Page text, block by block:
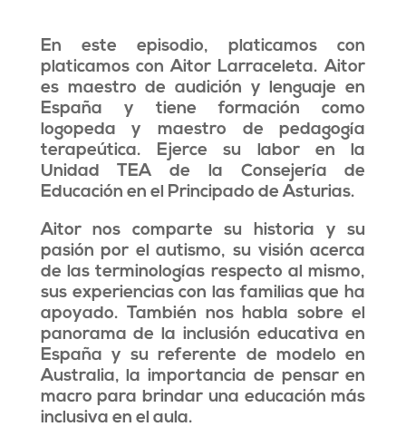
En este episodio, platicamos con
platicamos con Aitor Larraceleta. Aitor
es maestro de audición y lenguaje en
España y tiene formación como
logopeda y maestro de pedagogía
terapeútica. Ejerce su labor en la
Unidad TEA de la Consejería de
Educación en el Principado de Asturias.
Aitor nos comparte su historia y su
pasión por el autismo, su visión acerca
de las terminologías respecto al mismo,
sus experiencias con las familias que ha
apoyado. También nos habla sobre el
panorama de la inclusión educativa en
España y su referente de modelo en
Australia, la importancia de pensar en
macro para brindar una educación más
inclusiva en el aula.